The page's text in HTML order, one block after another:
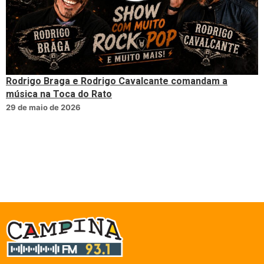
Rodrigo Braga e Rodrigo Cavalcante comandam a
música na Toca do Rato
29 de maio de 2026